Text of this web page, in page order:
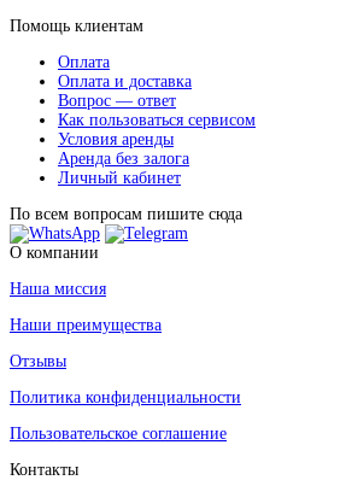
Помощь клиентам
Оплата
Оплата и доставка
Вопрос — ответ
Как пользоваться сервисом
Условия аренды
Аренда без залога
Личный кабинет
По всем вопросам пишите сюда
О компании
Наша миссия
Наши преимущества
Отзывы
Политика конфиденциальности
Пользовательское соглашение
Контакты